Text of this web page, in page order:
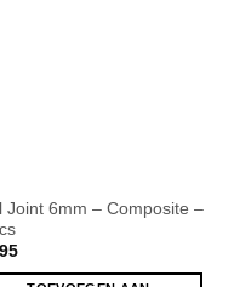
Joint 6mm – Composite –